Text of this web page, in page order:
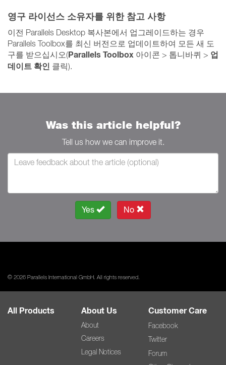
영구 라이선스 소유자를 위한 참고 사항
이전 Parallels Desktop 복사본에서 업그레이드하는 경우
Parallels Toolbox를 최신 버전으로 업데이트하여 모든 새 도
구를 받으십시오(Parallels Toolbox 아이콘 > 톱니바퀴 > 업
데이트 확인 클릭).
Was this article helpful?
Tell us how we can improve it.
Yes No
© 2026 Parallels International GmbH. All rights reserved.
All Products About Us
About
Careers
Legal Notices
Customer Care
Facebook
Twitter
Forum